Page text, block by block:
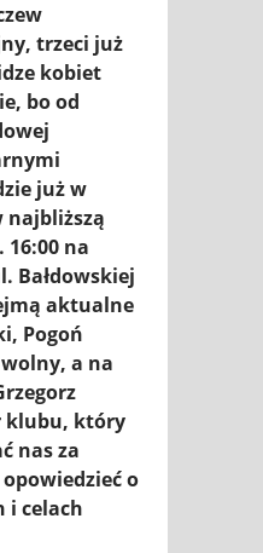
trzeci już
kobiet
bo od
już w
najbliższą
16:00 na
Bałdowskiej
aktualne
Pogoń
a na
klubu, który
nas za
o
i celach